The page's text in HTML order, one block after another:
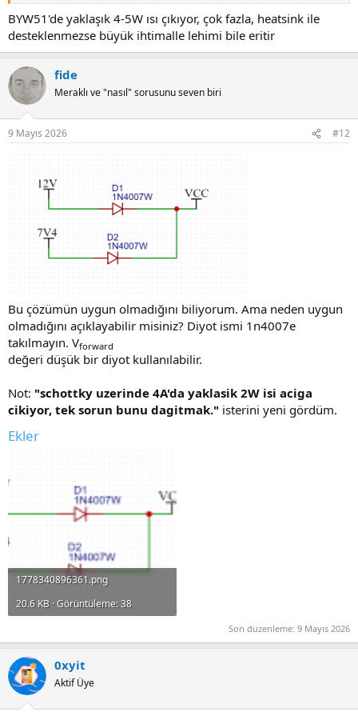
BYW51'de yaklaşık 4-5W ısı çıkıyor, çok fazla, heatsink ile
desteklenmezse büyük ihtimalle lehimi bile eritir
fide
Meraklı ve "nasıl" sorusunu seven biri
9 Mayıs 2026 #12
Bu çözümün uygun olmadığını biliyorum. Ama neden uygun
olmadığını açıklayabilir misiniz? Diyot ismi 1n4007e
takılmayın. Vforward
değeri düşük bir diyot kullanılabilir.
Not: "schottky uzerinde 4A'da yaklasik 2W isi aciga
cikiyor, tek sorun bunu dagitmak." isterini yeni gördüm.
Ekler
1778340896361.png
20.6 KB · Görüntüleme: 38
Son düzenleme: 9 Mayıs 2026
0xyit
Aktif Üye